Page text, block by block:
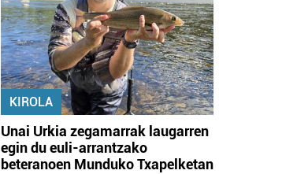
KIROLA
Unai Urkia zegamarrak laugarren
egin du euli-arrantzako
beteranoen Munduko Txapelketan